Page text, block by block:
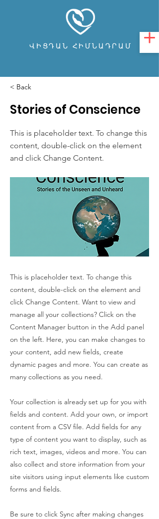
ՎԻՑԴԱՆ ՀԻՄՆԱԴՐԱՄ
< Back
Stories of Conscience
This is placeholder text. To change this
content, double-click on the element
and click Change Content.
This is placeholder text. To change this
content, double-click on the element and
click Change Content. Want to view and
manage all your collections? Click on the
Content Manager button in the Add panel
on the left. Here, you can make changes to
your content, add new fields, create
dynamic pages and more. You can create as
many collections as you need.
Your collection is already set up for you with
fields and content. Add your own, or import
content from a CSV file. Add fields for any
type of content you want to display, such as
rich text, images, videos and more. You can
also collect and store information from your
site visitors using input elements like custom
forms and fields.
Be sure to click Sync after making changes